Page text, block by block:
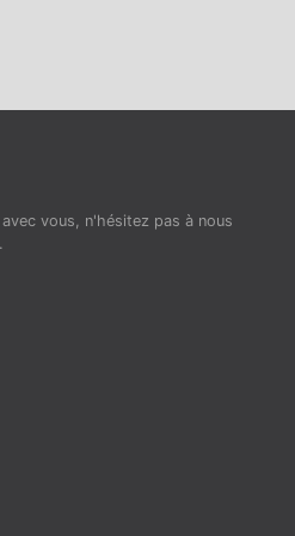
vous, n'hésitez pas à nous